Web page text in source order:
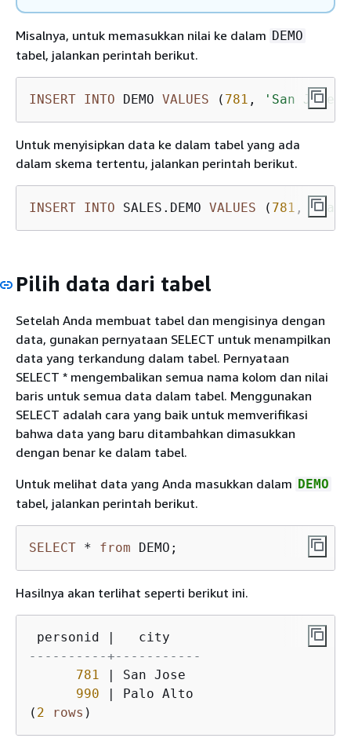
Misalnya, untuk memasukkan nilai ke dalam DEMO
tabel, jalankan perintah berikut.
INSERT INTO DEMO VALUES ( 781 , 'San Jose'
Untuk menyisipkan data ke dalam tabel yang ada
dalam skema tertentu, jalankan perintah berikut.
INSERT INTO SALES.DEMO VALUES ( 781 , 'San
Pilih data dari tabel
Setelah Anda membuat tabel dan mengisinya dengan
data, gunakan pernyataan SELECT untuk menampilkan
data yang terkandung dalam tabel. Pernyataan
SELECT * mengembalikan semua nama kolom dan nilai
baris untuk semua data dalam tabel. Menggunakan
SELECT adalah cara yang baik untuk memverifikasi
bahwa data yang baru ditambahkan dimasukkan
dengan benar ke dalam tabel.
Untuk melihat data yang Anda masukkan dalam DEMO
tabel, jalankan perintah berikut.
SELECT * from DEMO;
Hasilnya akan terlihat seperti berikut ini.
personid |
----------+-----------
781
|
San Jose
990
|
Palo Alto
( 2 rows )